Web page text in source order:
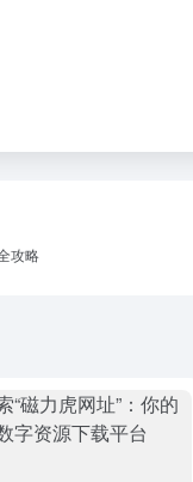
攻略